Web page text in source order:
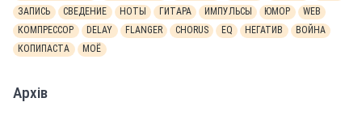
ЗАПИСЬ
СВЕДЕНИЕ НОТЫ ГИТАРА ИМПУЛЬСЫ ЮМОР
WEB
КОМПРЕССОР
DELAY FLANGER CHORUS EQ НЕГАТИВ
ВОЙНА
КОПИПАСТА
МОЁ
Архів